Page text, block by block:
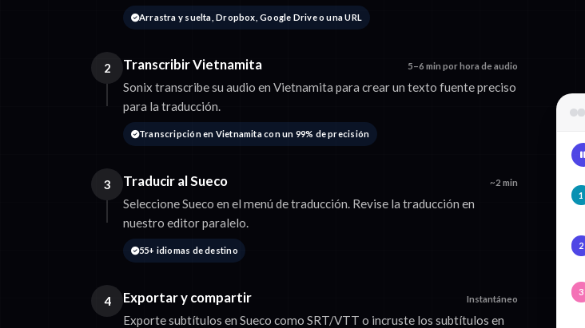
Arrastra y suelta, Dropbox, Google Drive o una URL
2 Transcribir Vietnamita 5–6 min por hora de audio
Sonix transcribe su audio en Vietnamita para crear un texto fuente preciso
para la traducción.
Transcripción en Vietnamita con un 99% de precisión
3 Traducir al Sueco ~2 min
Seleccione Sueco en el menú de traducción. Revise la traducción en
nuestro editor paralelo.
55+ idiomas de destino
4 Exportar y compartir Instantáneo
Exporte subtítulos en Sueco como SRT/VTT o incruste los subtítulos en
1
2
3